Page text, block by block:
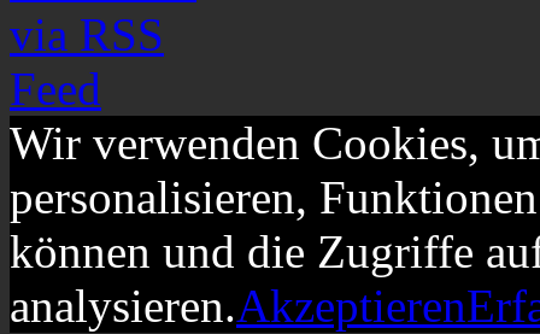
Wir verwenden Cookies,
personalisieren,
können und die Zugriffe
analysieren.Akzeptieren